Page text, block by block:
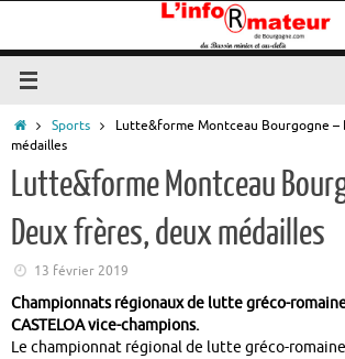
contenu
Accueil
Sports
Lutte&forme Montceau Bourgogne –
médailles
Lutte&forme Montceau
Deux frères, deux médailles
13 février 2019
Championnats régionaux de lutte gréco-
CASTELOA vice-champions.
Le championnat régional de lutte gréco-